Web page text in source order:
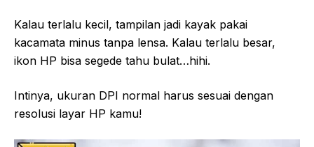
Kalau terlalu kecil, tampilan jadi kayak pakai
kacamata minus tanpa lensa. Kalau terlalu besar,
ikon HP bisa segede tahu bulat…hihi.
Intinya, ukuran DPI normal harus sesuai dengan
resolusi layar HP kamu!